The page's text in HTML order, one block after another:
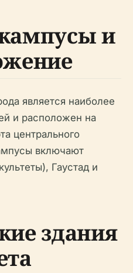
и
является наиболее
и расположен на
центрального
включают
Гаустад и
здания